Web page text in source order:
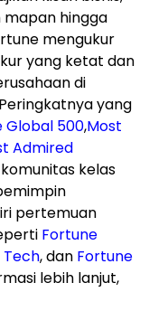
mapan hingga
mengukur
yang ketat dan
di
yang
Global 500,Most
Admired
kelas
pertemuan
Fortune
, dan Fortune
lebih lanjut,